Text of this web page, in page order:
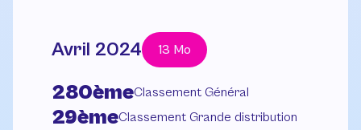
Avril 2024 13 Mo
280èmeClassement Général
29èmeClassement Grande distribution